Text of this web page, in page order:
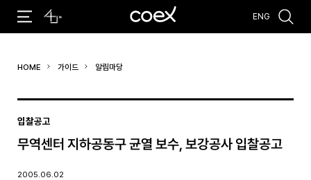
#코엑스 전시 #행사
ENG
HOME 가이드 알림마당
입찰공고
무역센터 지하공동구 균열 보수, 보강공사 입찰공고
2005.06.02